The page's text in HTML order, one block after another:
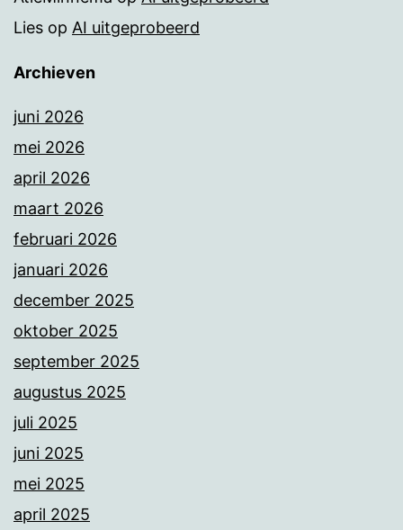
Lies op AI uitgeprobeerd
Archieven
juni 2026
mei 2026
april 2026
maart 2026
februari 2026
januari 2026
december 2025
oktober 2025
september 2025
augustus 2025
juli 2025
juni 2025
mei 2025
april 2025